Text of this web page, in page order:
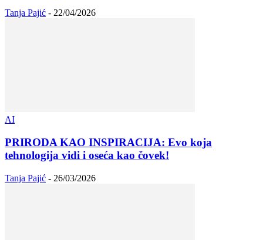
Tanja Pajić - 22/04/2026
AI
PRIRODA KAO INSPIRACIJA: Evo koja
tehnologija vidi i oseća kao čovek!
Tanja Pajić - 26/03/2026